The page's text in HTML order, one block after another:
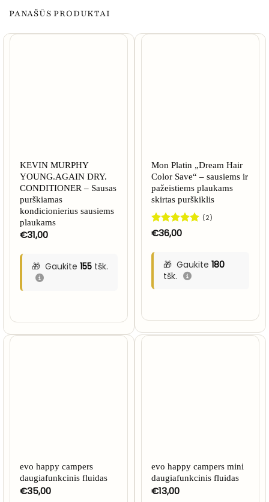
PANAŠŪS PRODUKTAI
KEVIN MURPHY
YOUNG.AGAIN DRY.
CONDITIONER – Sausas
purškiamas
kondicionierius sausiems
plaukams
€31,00
Gaukite 155tšk.
Mon Platin „Dream Hair
Color Save“ – sausiems ir
pažeistiems plaukams
skirtas purškiklis
Įvertinimas:
(2)
€36,00
Gaukite 180
tšk.
evo happy campers
daugiafunkcinis fluidas
€35,00
evo happy campers mini
daugiafunkcinis fluidas
€13,00